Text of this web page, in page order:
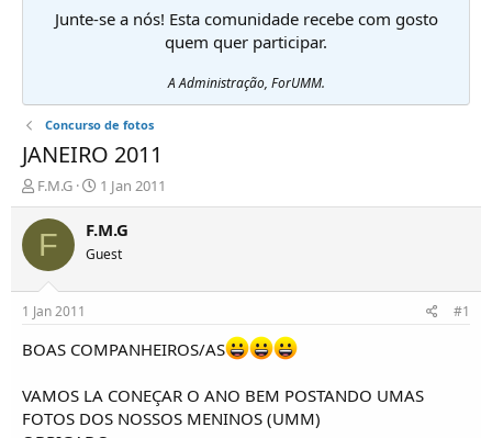
Junte-se a nós! Esta comunidade recebe com gosto
quem quer participar.
A Administração, ForUMM.
Concurso de fotos
JANEIRO 2011
I
n
i
i
o
r
d
T
ó
F.M.G
D
a
t
d
c
o
1 Jan 2011
F F.M.G
Guest
1 Jan 2011 #1
BOAS COMPANHEIROS/AS
VAMOS LA CONEÇAR O ANO BEM POSTANDO UMAS
FOTOS DOS NOSSOS MENINOS (UMM)